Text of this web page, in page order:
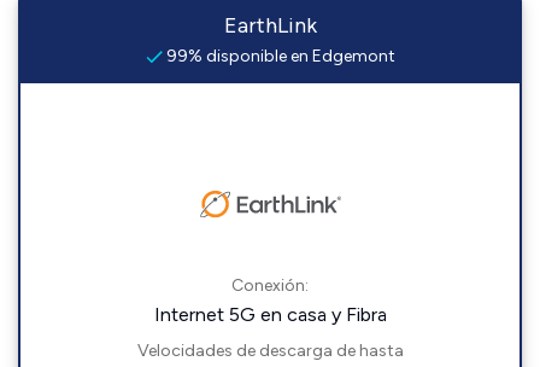
EarthLink
99% disponible en Edgemont
Conexión:
Internet 5G en casa y Fibra
Velocidades de descarga de hasta